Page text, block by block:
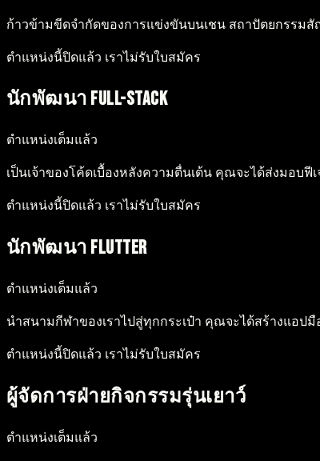
ก้าวข้ามขีดจำกัดของการแข่งขันบนเชน สถาปัตยกรรม
ตำแหน่งนี้ปิดแล้ว เราไม่รับใบสมัคร
นักพัฒนา Full-Stack
ตำแหน่งเต็มแล้ว
เป็นเจ้าของโค้ดเบื้องหลังความตื่นเต้น คุณจะได้ส่งมอ
ตำแหน่งนี้ปิดแล้ว เราไม่รับใบสมัคร
นักพัฒนา Flutter
ตำแหน่งเต็มแล้ว
นำสนามกีฬาของเราไปสู่ทุกกระเป๋า คุณจะได้สร้างแอป
ตำแหน่งนี้ปิดแล้ว เราไม่รับใบสมัคร
ผู้จัดการฝ่ายกิจกรรมรุ่นเยาว์
ตำแหน่งเต็มแล้ว